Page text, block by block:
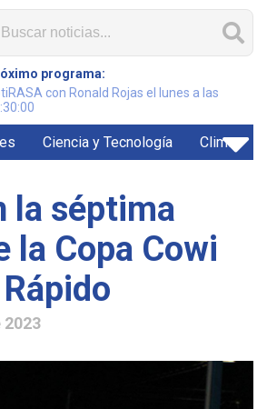
programa:
con Ronald Rojas el lunes a las
Ciencia y Tecnología Clima
la séptima
la Copa Cowi
2023